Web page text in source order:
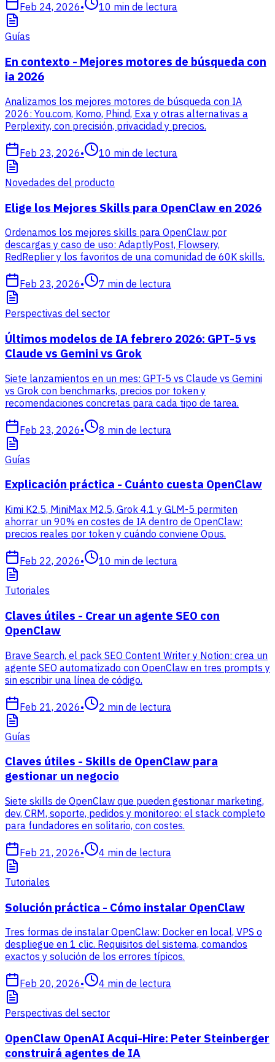
Feb 24, 2026• 10 min de lectura
Guías
En contexto - Mejores motores de búsqueda con
ia 2026
Analizamos los mejores motores de búsqueda con IA
2026: You.com, Komo, Phind, Exa y otras alternativas a
Perplexity, con precisión, privacidad y precios.
Feb 23, 2026• 10 min de lectura
Novedades del producto
Elige los Mejores Skills para OpenClaw en 2026
Ordenamos los mejores skills para OpenClaw por
descargas y caso de uso: AdaptlyPost, Flowsery,
RedReplier y los favoritos de una comunidad de 60K skills.
Feb 23, 2026• 7 min de lectura
Perspectivas del sector
Últimos modelos de IA febrero 2026: GPT-5 vs
Claude vs Gemini vs Grok
Siete lanzamientos en un mes: GPT-5 vs Claude vs Gemini
vs Grok con benchmarks, precios por token y
recomendaciones concretas para cada tipo de tarea.
Feb 23, 2026• 8 min de lectura
Guías
Explicación práctica - Cuánto cuesta OpenClaw
Kimi K2.5, MiniMax M2.5, Grok 4.1 y GLM-5 permiten
ahorrar un 90% en costes de IA dentro de OpenClaw:
precios reales por token y cuándo conviene Opus.
Feb 22, 2026• 10 min de lectura
Tutoriales
Claves útiles - Crear un agente SEO con
OpenClaw
Brave Search, el pack SEO Content Writer y Notion: crea un
agente SEO automatizado con OpenClaw en tres prompts y
sin escribir una línea de código.
Feb 21, 2026• 2 min de lectura
Guías
Claves útiles - Skills de OpenClaw para
gestionar un negocio
Siete skills de OpenClaw que pueden gestionar marketing,
dev, CRM, soporte, pedidos y monitoreo: el stack completo
para fundadores en solitario, con costes.
Feb 21, 2026• 4 min de lectura
Tutoriales
Solución práctica - Cómo instalar OpenClaw
Tres formas de instalar OpenClaw: Docker en local, VPS o
despliegue en 1 clic. Requisitos del sistema, comandos
exactos y solución de los errores típicos.
Feb 20, 2026• 4 min de lectura
Perspectivas del sector
OpenClaw OpenAI Acqui-Hire: Peter Steinberger
construirá agentes de IA